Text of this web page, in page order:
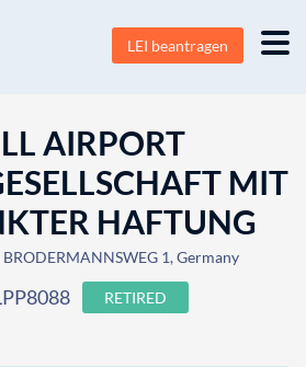
LEI beantragen
AIRPORT
MIT
HAFTUNG
1, Germany
RETIRED